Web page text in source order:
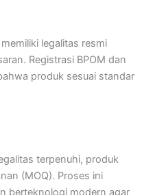
legalitas resmi
Registrasi BPOM dan
produk sesuai standar
terpenuhi, produk
(MOQ). Proses ini
berteknologi modern agar